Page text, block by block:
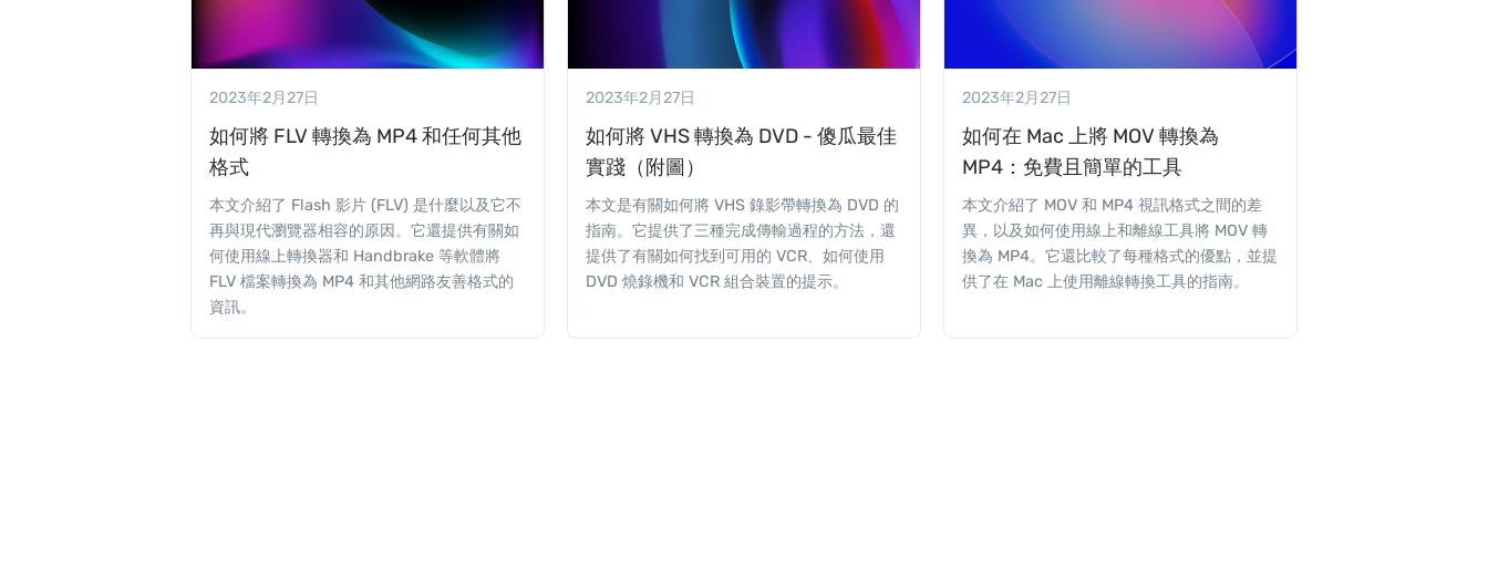
2023年2月27日
如何將 FLV 轉換為 MP4 和任何其他
格式
本文介紹了 Flash 影片 (FLV) 是什麼以及它不
再與現代瀏覽器相容的原因。它還提供有關如
何使用線上轉換器和 Handbrake 等軟體將
FLV 檔案轉換為 MP4 和其他網路友善格式的
資訊。
2023年2月27日
如何將 VHS 轉換為 DVD - 傻瓜最佳
實踐（附圖）
本文是有關如何將 VHS 錄影帶轉換為 DVD 的
指南。它提供了三種完成傳輸過程的方法，還
提供了有關如何找到可用的 VCR、如何使用
DVD 燒錄機和 VCR 組合裝置的提示。
2023年2月27日
如何在 Mac 上將 MOV 轉換為
MP4：免費且簡單的工具
本文介紹了 MOV 和 MP4 視訊格式之間的差
異，以及如何使用線上和離線工具將 MOV 轉
換為 MP4。它還比較了每種格式的優點，並提
供了在 Mac 上使用離線轉換工具的指南。